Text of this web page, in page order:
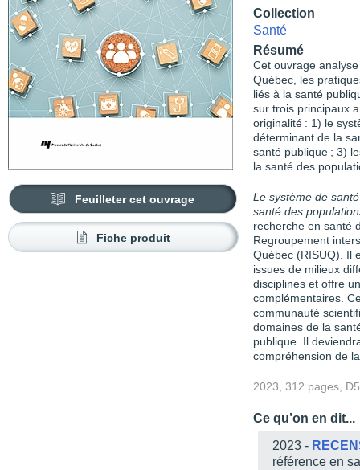
Feuilleter cet ouvrage
Fiche produit
Collection
Santé
Résumé
Cet ouvrage
Québec, les
liés à la santé
sur trois principaux
originalité : 1) le
déterminant de la
santé publique ; 3)
la santé des
Le système de
santé des
recherche en santé
Regroupement
Québec (RISUQ). Il
issues de milieux
disciplines et offre
complémentaires.
communauté
domaines de la
publique. Il
compréhension de
2023, 312 pages,
Ce qu’on en dit...
2023 -
référence en